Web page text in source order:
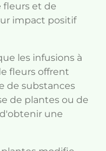
fleurs et de
impact positif
les infusions à
fleurs offrent
de substances
de plantes ou de
une